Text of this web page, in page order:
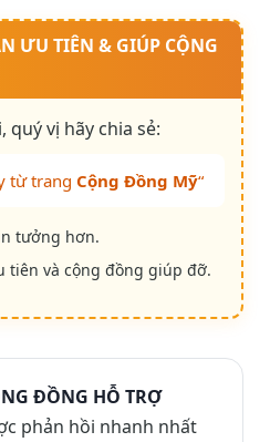
ƯU TIÊN & GIÚP CỘNG
quý vị hãy chia sẻ:
từ trang Cộng Đồng Mỹ“
tưởng hơn.
tiên và cộng đồng giúp đỡ.
ĐỒNG HỖ TRỢ
phản hồi nhanh nhất